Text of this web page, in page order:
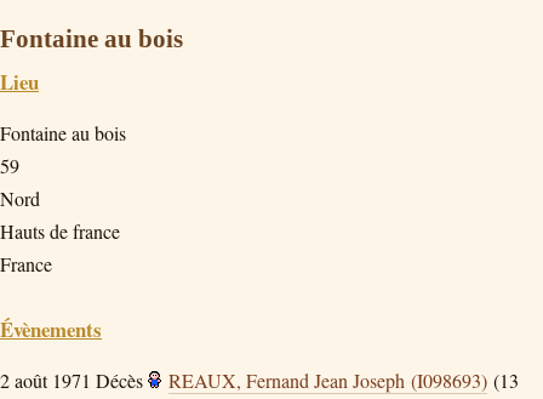
Fontaine au bois
Lieu
Fontaine au bois
59
Nord
Hauts de france
France
Évènements
2 août 1971 Décès REAUX, Fernand Jean Joseph (I098693) (13